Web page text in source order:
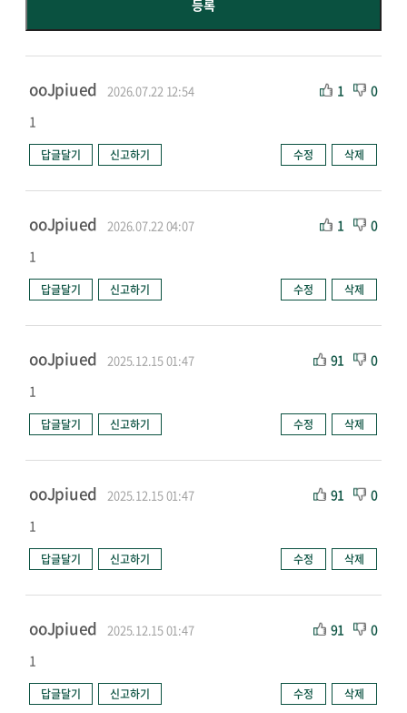
ooJpiued 2026.07.22 12:54 1
0
1
답글달기 신고하기 수정 삭제
ooJpiued 2026.07.22 04:07 1
0
1
답글달기 신고하기 수정 삭제
ooJpiued 2025.12.15 01:47 91
0
1
답글달기 신고하기 수정 삭제
ooJpiued 2025.12.15 01:47 91
0
1
답글달기 신고하기 수정 삭제
ooJpiued 2025.12.15 01:47 91
0
1
답글달기 신고하기 수정 삭제